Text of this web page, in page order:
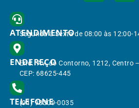
ATENDIMENTO
Segunda à Sexta de 08:00 às 12:00-
ENDEREÇO
End.: Av. do Contorno, 1212, Centro
CEP: 68625-445
TELEFONE
(91) 98309-0035